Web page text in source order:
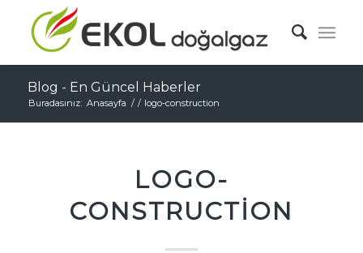
Blog - En Güncel Haberler
Buradasınız: Anasayfa / / logo-construction
LOGO-
CONSTRUCTION